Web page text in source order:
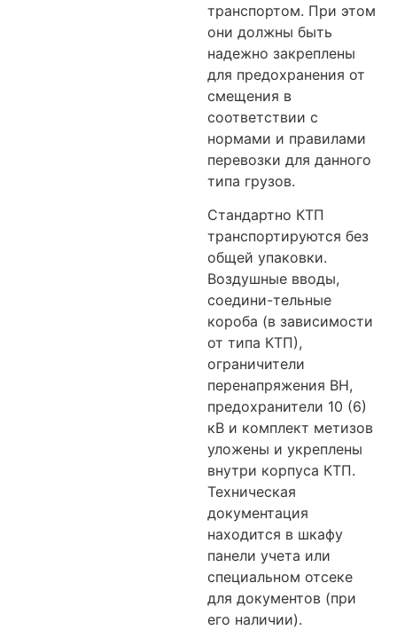
транспортом. При этом
они должны быть
надежно закреплены
для предохранения от
смещения в
соответствии с
нормами и правилами
перевозки для данного
типа грузов.
Стандартно КТП
транспортируются без
общей упаковки.
Воздушные вводы,
соедини-тельные
короба (в зависимости
от типа КТП),
ограничители
перенапряжения ВН,
предохранители 10 (6)
кВ и комплект метизов
уложены и укреплены
внутри корпуса КТП.
Техническая
документация
находится в шкафу
панели учета или
специальном отсеке
для документов (при
его наличии).